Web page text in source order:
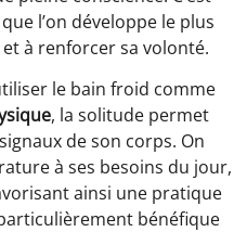
l’on développe le plus
à renforcer sa volonté.
le bain froid comme
, la solitude permet
de son corps. On
à ses besoins du jour,
ainsi une pratique
bénéfique